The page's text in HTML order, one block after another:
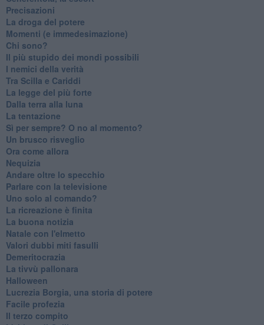
Precisazioni
La droga del potere
Momenti (e immedesimazione)
Chi sono?
Il più stupido dei mondi possibili
I nemici della verità
Tra Scilla e Cariddi
La legge del più forte
Dalla terra alla luna
La tentazione
​Sì per sempre? O no al momento?
Un brusco risveglio
Ora come allora
Nequizia
Andare oltre lo specchio
Parlare con la televisione
Uno solo al comando?
La ricreazione è finita
La buona notizia
Natale con l'elmetto
Valori dubbi miti fasulli
Demeritocrazia
La tivvù pallonara
Halloween
​Lucrezia Borgia, una storia di potere
Facile profezia
Il terzo compito